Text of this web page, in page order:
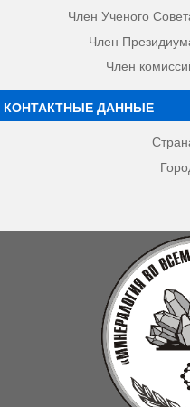
Член Ученого
Член
Член
КОНТАКТНЫЕ ДАННЫЕ